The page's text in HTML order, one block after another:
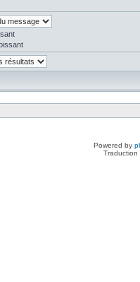
Powered by
Traduction